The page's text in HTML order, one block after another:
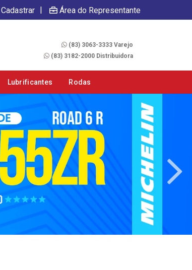
| Área do Representante
(83) 3063-3333 Varejo
(83) 3182-2000 Distribuidora
Lubrificantes Rodas